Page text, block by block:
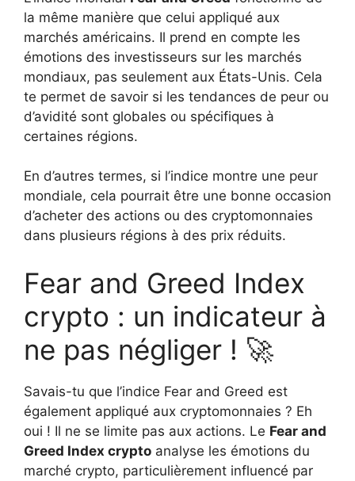
la même manière que celui appliqué aux
marchés américains. Il prend en compte les
émotions des investisseurs sur les marchés
mondiaux, pas seulement aux États-Unis. Cela
te permet de savoir si les tendances de peur ou
d’avidité sont globales ou spécifiques à
certaines régions.
En d’autres termes, si l’indice montre une peur
mondiale, cela pourrait être une bonne occasion
d’acheter des actions ou des cryptomonnaies
dans plusieurs régions à des prix réduits.
Fear and Greed Index
crypto : un indicateur à
ne pas négliger ! 🚀
Savais-tu que l’indice Fear and Greed est
également appliqué aux cryptomonnaies ? Eh
oui ! Il ne se limite pas aux actions. Le Fear and
Greed Index crypto analyse les émotions du
marché crypto, particulièrement influencé par